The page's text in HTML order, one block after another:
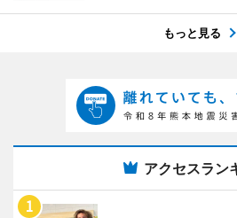
もっと見る
アクセスラン